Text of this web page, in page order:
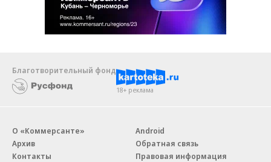
Благотворительный фонд
18+ реклама
О «Коммерсанте»
Архив
Контакты
Android
Обратная связь
Правовая информация